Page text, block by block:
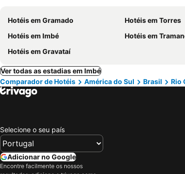
Hotéis em Gramado Hotéis em Torres
Hotéis em Imbé
Hotéis em
Hotéis em Gravataí
Ver todas as estadias em Imbé
Comparador de Hotéis
América do Sul Brasil Rio
Selecione o seu país
Adicionar no Google
Encontre facilmente os nossos